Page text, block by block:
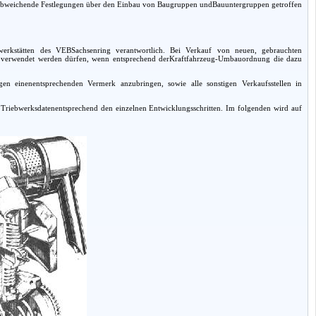
Festlegungen über den Einbau von Baugruppen undBauuntergruppen getroffen
des VEBSachsenring verantwortlich. Bei Verkauf von neuen, gebrauchten
werden dürfen, wenn entsprechend derKraftfahrzeug-Umbauordnung die dazu
einenentsprechenden Vermerk anzubringen, sowie alle sonstigen Verkaufsstellen in
den einzelnen Entwicklungsschritten. Im folgenden wird auf